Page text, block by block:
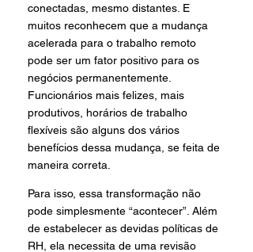
conectadas, mesmo distantes. E
muitos reconhecem que a mudança
acelerada para o trabalho remoto
pode ser um fator positivo para os
negócios permanentemente.
Funcionários mais felizes, mais
produtivos, horários de trabalho
flexíveis são alguns dos vários
benefícios dessa mudança, se feita de
maneira correta.
Para isso, essa transformação não
pode simplesmente “acontecer”. Além
de estabelecer as devidas políticas de
RH, ela necessita de uma revisão